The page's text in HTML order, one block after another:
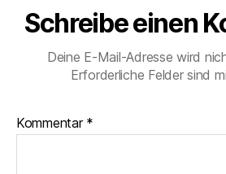
Schreibe einen
Deine E-Mail-Adresse wird
Erforderliche Felder sind
Kommentar *